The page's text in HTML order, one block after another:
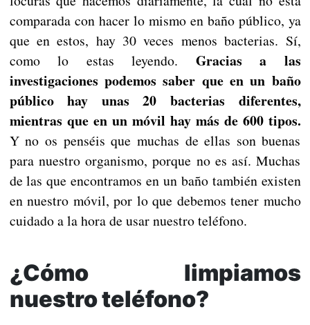
comparada con hacer lo mismo en baño público, ya
que en estos, hay 30 veces menos bacterias. Sí,
como lo estas leyendo. Gracias a las
investigaciones podemos saber que en un baño
público hay unas 20 bacterias diferentes,
mientras que en un móvil hay más de 600 tipos.
Y no os penséis que muchas de ellas son buenas
para nuestro organismo, porque no es así. Muchas
de las que encontramos en un baño también existen
en nuestro móvil, por lo que debemos tener mucho
cuidado a la hora de usar nuestro teléfono.
¿Cómo limpiamos
nuestro teléfono?